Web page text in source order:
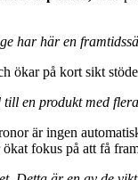
har här en
ökar på kort sikt
en produkt med
är ingen
fokus på att få